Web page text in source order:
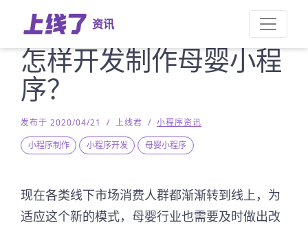
资讯
怎样开发制作母婴小程
序？
发布于 2020/04/21 / 上线君 / 小程序资讯
小程序制作
小程序开发 母婴小程序
现在各类线下市场消费人群都渐渐转到线上，为
适应这个新的模式，母婴行业也需要及时做出改